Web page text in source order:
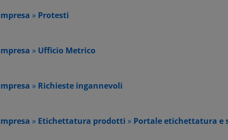
» Protesti
» Ufficio Metrico
» Richieste ingannevoli
» Etichettatura prodotti » Portale etichettatura e